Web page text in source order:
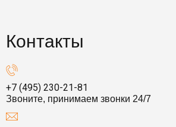
Контакты
+7 (495) 230-21-81
Звоните, принимаем звонки 24/7